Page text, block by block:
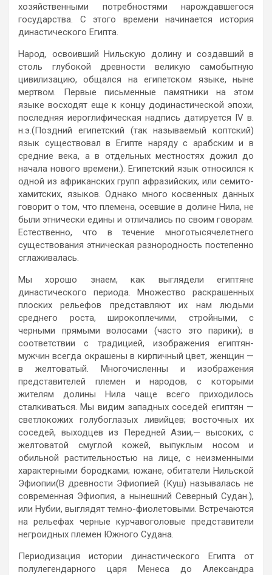
хозяйственными потребностями нарождавшегося
государства. С этого времени начинается история
династического Египта.
Народ, освоивший Нильскую долину и создавший в
столь глубокой древности великую самобытную
цивилизацию, общался на египетском языке, ныне
мертвом. Первые письменные памятники на этом
языке восходят еще к концу додинастической эпохи,
последняя иероглифическая надпись датируется IV в.
н.э.(Поздний египетский (так называемый коптский)
язык существовал в Египте наряду с арабским и в
средние века, а в отдельных местностях дожил до
начала нового времени.). Египетский язык относился к
одной из африканских групп афразийских, или семито-
хамитских, языков. Однако много косвенных данных
говорит о том, что племена, осевшие в долине Нила, не
были этнически едины и отличались по своим говорам.
Естественно, что в течение многотысячелетнего
существования этническая разнородность постепенно
сглаживалась.
Мы хорошо знаем, как выглядели египтяне
династического периода. Множество раскрашенных
плоских рельефов представляют их нам людьми
среднего роста, широкоплечими, стройными, с
черными прямыми волосами (часто это парики); в
соответствии с традицией, изображения египтян-
мужчин всегда окрашены в кирпичный цвет, женщин —
в желтоватый. Многочисленны и изображения
представителей племен и народов, с которыми
жителям долины Нила чаще всего приходилось
сталкиваться. Мы видим западных соседей египтян —
светлокожих голубоглазых ливийцев; восточных их
соседей, выходцев из Передней Азии,— высоких, с
желтоватой смуглой кожей, выпуклым носом и
обильной растительностью на лице, с неизменными
характерными бородками; южане, обитатели Нильской
Эфиопии(В древности Эфиопией (Куш) называлась не
современная Эфиопия, а нынешний Северный Судан.),
или Нубии, выглядят темно-фиолетовыми. Встречаются
на рельефах черные курчавоголовые представители
негроидных племен Южного Судана.
Периодизация истории династического Египта от
полулегендарного царя Менеса до Александра